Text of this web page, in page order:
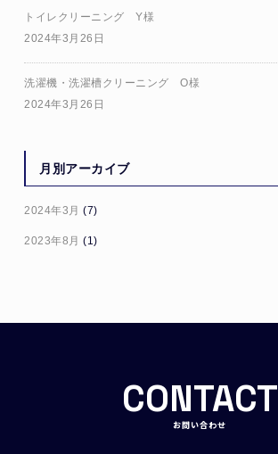
トイレクリーニング Y様
2024年3月26日
洗濯機・洗濯槽クリーニング O様
2024年3月26日
月別アーカイブ
2024年3月 (7)
2023年8月 (1)
CONTACT
お問い合わせ